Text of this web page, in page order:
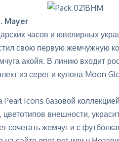
Mayer
часов и ювелирных
свою первую жемчужную
акойя. В линию входит
из серег и кулона Moon
Icons базовой
внешности,
сочетать жемчуг и с